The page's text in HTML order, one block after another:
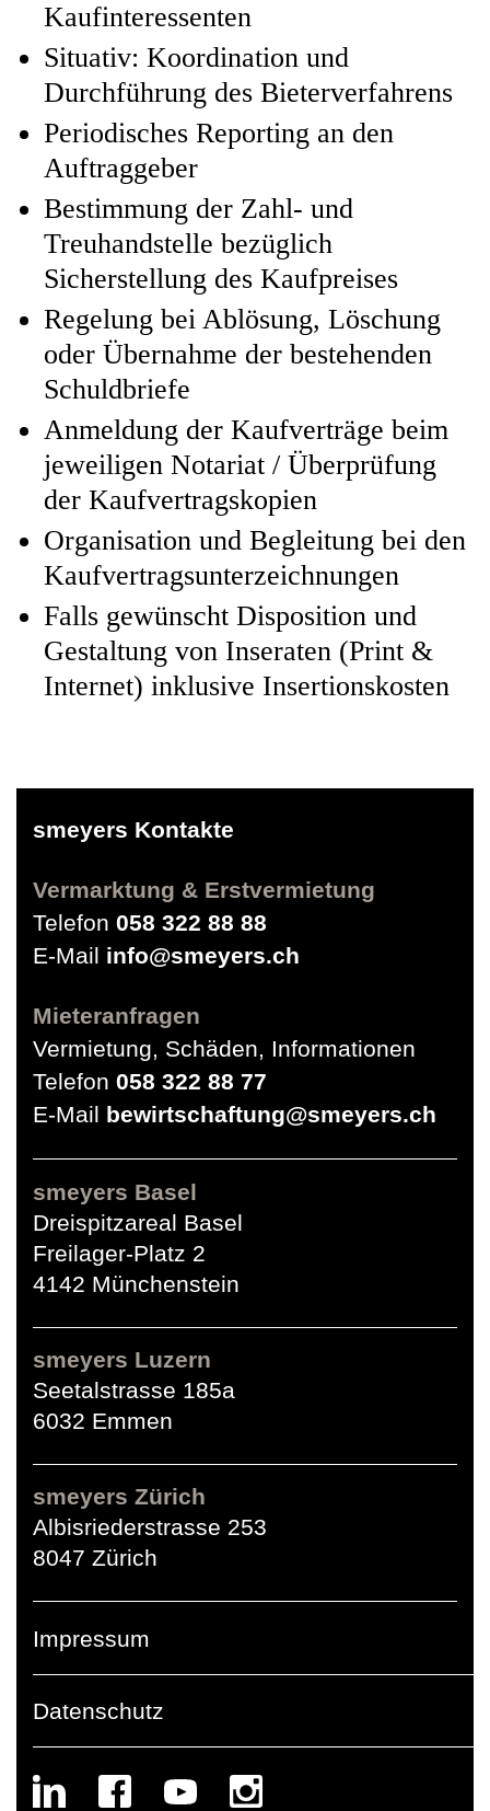
Kaufinteressenten
Situativ: Koordination und
Durchführung des Bieterverfahrens
Periodisches Reporting an den
Auftraggeber
Bestimmung der Zahl- und
Treuhandstelle bezüglich
Sicherstellung des Kaufpreises
Regelung bei Ablösung, Löschung
oder Übernahme der bestehenden
Schuldbriefe
Anmeldung der Kaufverträge beim
jeweiligen Notariat / Überprüfung
der Kaufvertragskopien
Organisation und Begleitung bei den
Kaufvertragsunterzeichnungen
Falls gewünscht Disposition und
Gestaltung von Inseraten (Print &
Internet) inklusive Insertionskosten
smeyers Kontakte
Vermarktung & Erstvermietung
Telefon 058 322 88 88
E-Mail info@smeyers.ch
Mieteranfragen
Vermietung, Schäden, Informationen
Telefon 058 322 88 77
E-Mail bewirtschaftung@smeyers.ch
smeyers Basel
Dreispitzareal Basel
Freilager-Platz 2
4142 Münchenstein
smeyers Luzern
Seetalstrasse 185a
6032 Emmen
smeyers Zürich
Albisriederstrasse 253
8047 Zürich
Impressum
Datenschutz